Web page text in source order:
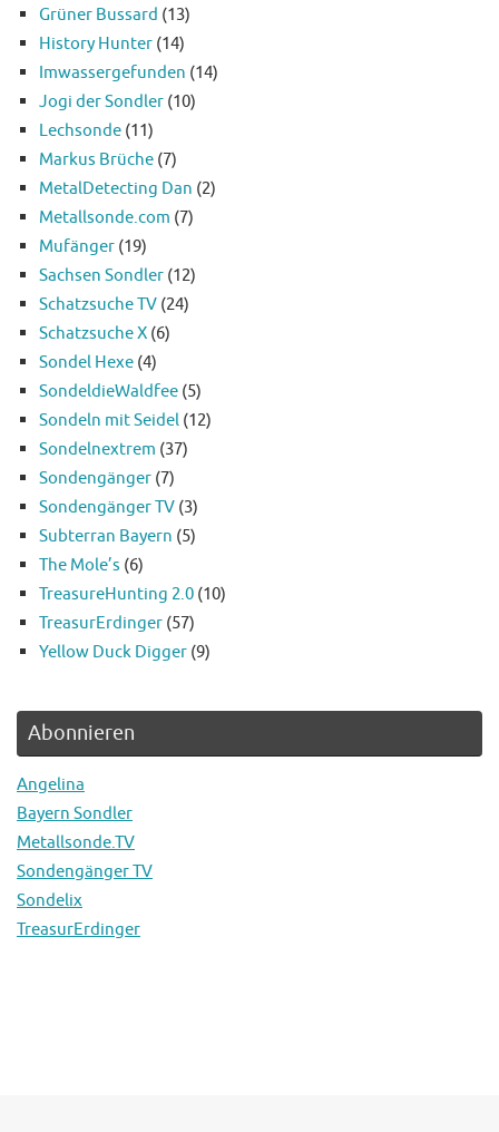
Grüner Bussard (13)
History Hunter (14)
Imwassergefunden (14)
Jogi der Sondler (10)
Lechsonde (11)
Markus Brüche (7)
MetalDetecting Dan (2)
Metallsonde.com (7)
Mufänger (19)
Sachsen Sondler (12)
Schatzsuche TV (24)
Schatzsuche X (6)
Sondel Hexe (4)
SondeldieWaldfee (5)
Sondeln mit Seidel (12)
Sondelnextrem (37)
Sondengänger (7)
Sondengänger TV (3)
Subterran Bayern (5)
The Mole’s (6)
TreasureHunting 2.0 (10)
TreasurErdinger (57)
Yellow Duck Digger (9)
Abonnieren
Angelina
Bayern Sondler
Metallsonde.TV
Sondengänger TV
Sondelix
TreasurErdinger